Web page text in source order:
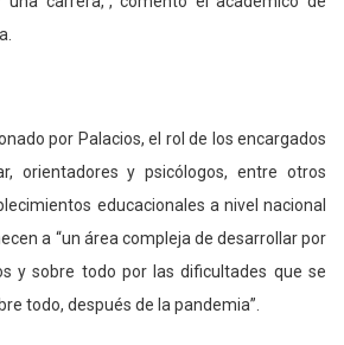
por Palacios, el rol de los encargados
orientadores y psicólogos, entre otros
educacionales a nivel nacional
a “un área compleja de desarrollar por
y sobre todo por las dificultades que se
todo, después de la pandemia”.